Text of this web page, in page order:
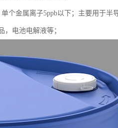
个金属离子5ppb以下；主要用于半
电池电解液等；